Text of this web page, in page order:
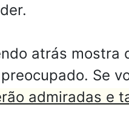
atrás
Se
admiradas e